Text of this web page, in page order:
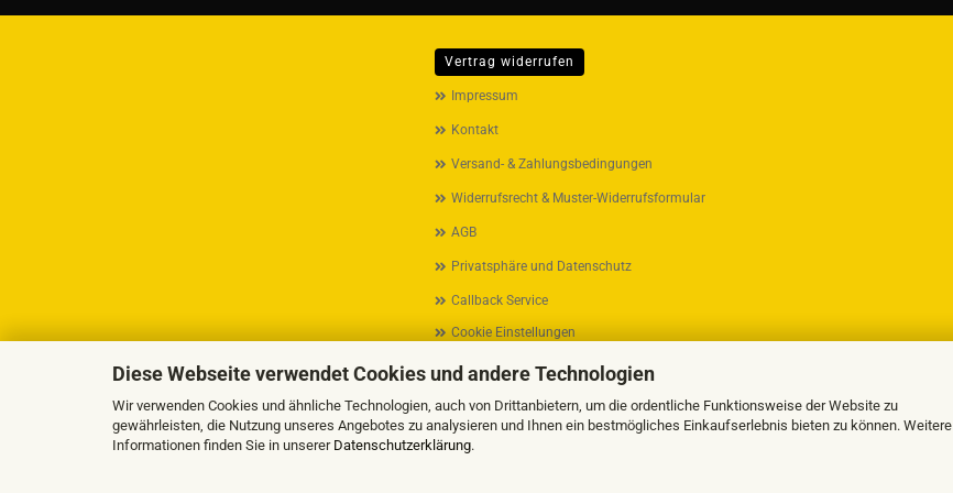
Diese Webseite verwendet Cookies und andere Technologien
Wir verwenden Cookies und ähnliche Technologien, auch von Drittanbietern, um die ordentliche Funktionsweise der Website zu
gewährleisten, die Nutzung unseres Angebotes zu analysieren und Ihnen ein bestmögliches Einkaufserlebnis bieten zu können. Weitere
Informationen finden Sie in unserer Datenschutzerklärung.
MEHR ÜBER...
Impressum
Kontakt
Versand- & Zahlungsbedingungen
Widerrufsrecht & Muster-Widerrufsformular
AGB
Privatsphäre und Datenschutz
Callback Service
Cookie Einstellungen
Vertrag widerrufen